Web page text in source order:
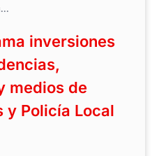
inversiones
medios de
y Policía Local